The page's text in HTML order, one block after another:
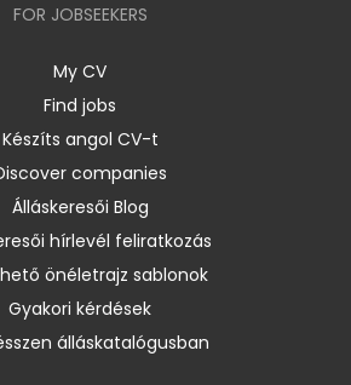
FOR JOBSEEKERS
My CV
Find jobs
Készíts angol CV-t
companies
Álláskeresői Blog
hírlevél feliratkozás
önéletrajz sablonok
Gyakori kérdések
álláskatalógusban